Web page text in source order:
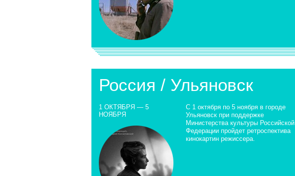
Россия / Ульяновск
1 ОКТЯБРЯ — 5
НОЯБРЯ
С 1 октября по 5 ноября в городе
Ульяновск при поддержке
Министерства культуры Российской
Федерации пройдет ретроспектива
кинокартин режиссера.